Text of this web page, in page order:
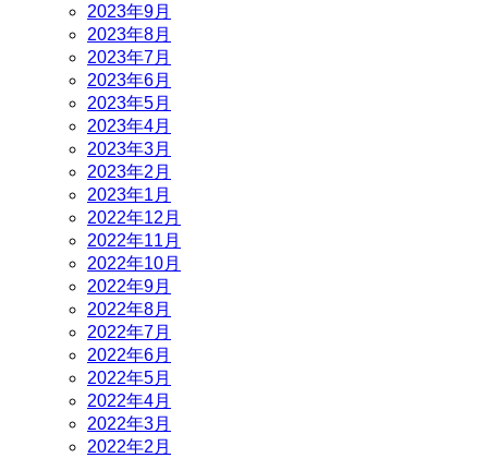
2023年9月
2023年8月
2023年7月
2023年6月
2023年5月
2023年4月
2023年3月
2023年2月
2023年1月
2022年12月
2022年11月
2022年10月
2022年9月
2022年8月
2022年7月
2022年6月
2022年5月
2022年4月
2022年3月
2022年2月